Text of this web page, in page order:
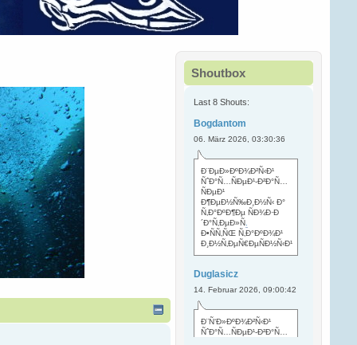
Shoutbox
Last 8 Shouts:
Bogdantom
06. März 2026, 03:30:36
Ð¨ÐµÐ»ÐºÐ¾Ð²Ñ‹Ð¹
ÑˆÐ°Ñ…ÑÐµÐ¹-Ð²Ð°Ñ…
ÑÐµÐ¹
Ð¶ÐµÐ½Ñ‰Ð¸Ð½Ñ‹ Ð°
Ñ‚Ð°ÐºÐ¶Ðµ ÑÐ¾Ð·Ð
´Ð°Ñ‚ÐµÐ»Ñ.
Ð•ÑÑ‚ÑŒ Ñ‚Ð°ÐºÐ¾Ð¹
Ð¸Ð½Ñ‚ÐµÑ€ÐµÑÐ½Ñ‹Ð¹
Duglasicz
14. Februar 2026, 09:00:42
Ð¨Ñ‘Ð»ÐºÐ¾Ð²Ñ‹Ð¹
ÑˆÐ°Ñ…ÑÐµÐ¹-Ð²Ð°Ñ…